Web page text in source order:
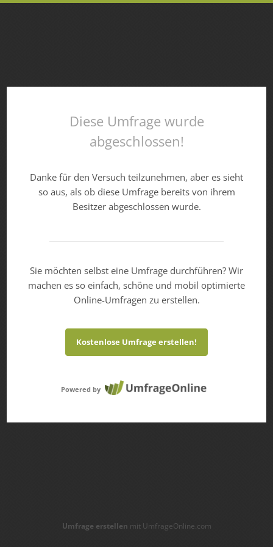
Diese Umfrage wurde
abgeschlossen!
Danke für den Versuch teilzunehmen, aber es sieht
so aus, als ob diese Umfrage bereits von ihrem
Besitzer abgeschlossen wurde.
Sie möchten selbst eine Umfrage durchführen? Wir
machen es so einfach, schöne und mobil optimierte
Online-Umfragen zu erstellen.
Kostenlose Umfrage erstellen!
Powered by
Umfrage erstellen mit UmfrageOnline.com